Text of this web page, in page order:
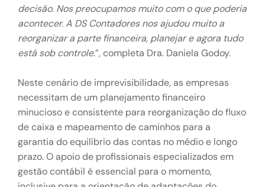
decisão. Nos preocupamos muito com o que poderia
acontecer. A DS Contadores nos ajudou muito a
reorganizar a parte financeira, planejar e agora tudo
está sob controle.”, completa Dra. Daniela Godoy.
Neste cenário de imprevisibilidade, as empresas
necessitam de um planejamento financeiro
minucioso e consistente para reorganização do fluxo
de caixa e mapeamento de caminhos para a
garantia do equilíbrio das contas no médio e longo
prazo. O apoio de profissionais especializados em
gestão contábil é essencial para o momento,